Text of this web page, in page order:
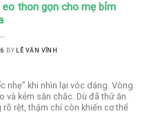
thon gọn cho mẹ bỉm
BY LÊ VĂN VĨNH
nhẹ” khi nhìn lại vóc dáng. Vòng
và kém săn chắc. Dù đã thử ăn
rõ rệt, thậm chí còn khiến cơ thể